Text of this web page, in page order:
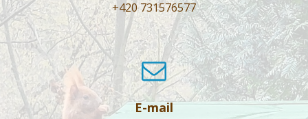
+420 731576577
E-mail